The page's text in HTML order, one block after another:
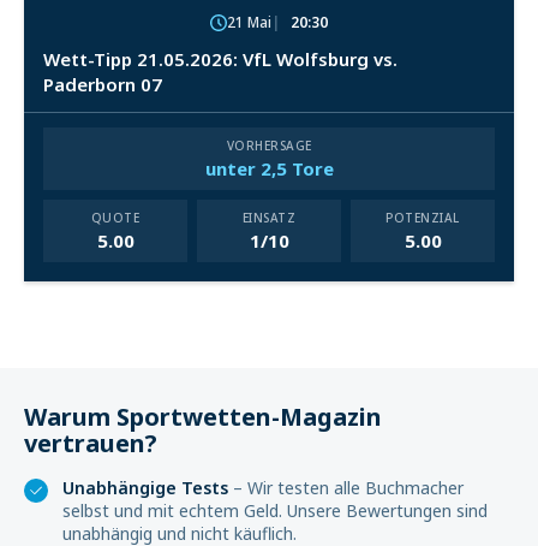
21 Mai 20:30
Wett-Tipp 21.05.2026: VfL Wolfsburg vs.
Paderborn 07
VORHERSAGE
unter 2,5 Tore
QUOTE
5.00
EINSATZ
1/10
POTENZIAL
5.00
Warum Sportwetten-Magazin
vertrauen?
Unabhängige Tests – Wir testen alle Buchmacher
selbst und mit echtem Geld. Unsere Bewertungen sind
unabhängig und nicht käuflich.